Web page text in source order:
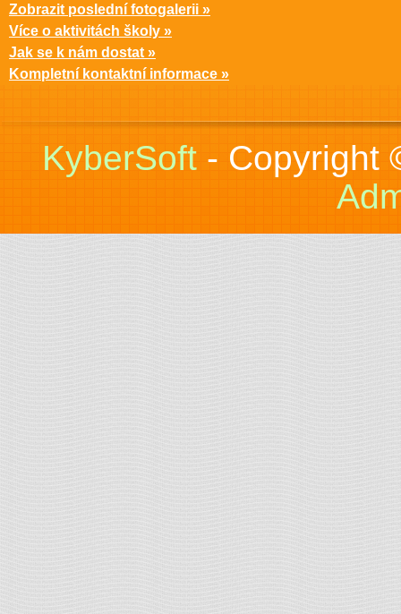
Zobrazit poslední fotogalerii »
Více o aktivitách školy »
Jak se k nám dostat »
Kompletní kontaktní informace »
KyberSoft- Copyright